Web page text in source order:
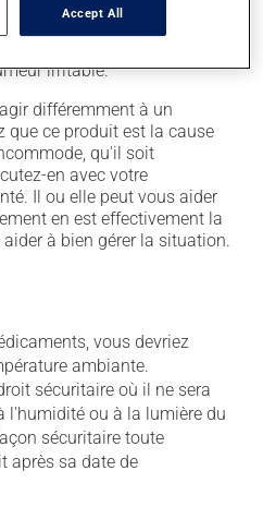
ou, rarement, des
irritable.
différemment à un
que ce produit est la cause
qu'il soit
en avec votre
Il ou elle peut vous aider
en est effectivement la
à bien gérer la situation.
vous devriez
ambiante.
sécuritaire où il ne sera
l'humidité ou à la lumière du
sécuritaire toute
après sa date de
Accept All